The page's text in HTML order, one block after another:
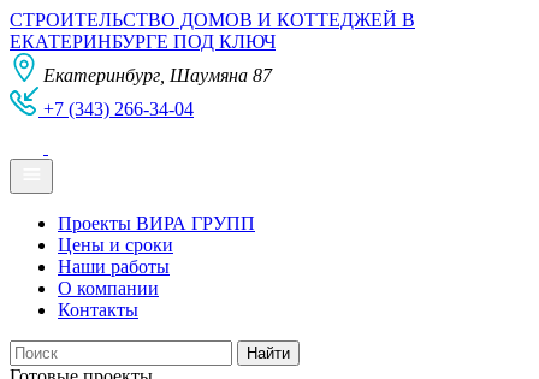
СТРОИТЕЛЬСТВО ДОМОВ И КОТТЕДЖЕЙ В
ЕКАТЕРИНБУРГЕ ПОД КЛЮЧ
Екатеринбург, Шаумяна 87
+7 (343) 266-34-04
Проекты ВИРА ГРУПП
Цены и сроки
Наши работы
О компании
Контакты